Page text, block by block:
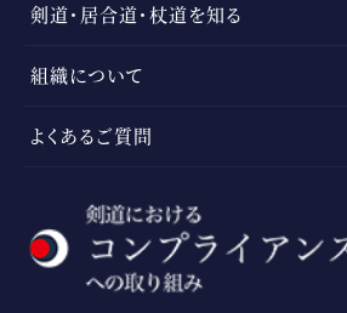
剣道・居合道・杖道を知る
組織について
よくあるご質問